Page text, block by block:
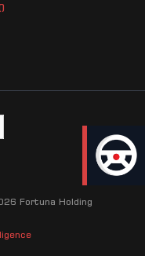
LIVE
Fortuna Holding